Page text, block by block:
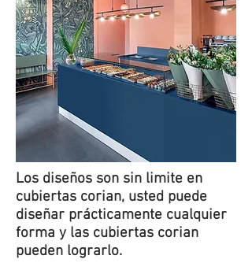
Los diseños son sin limite en
cubiertas corian, usted puede
diseñar prácticamente cualquier
forma y las cubiertas corian
pueden lograrlo.